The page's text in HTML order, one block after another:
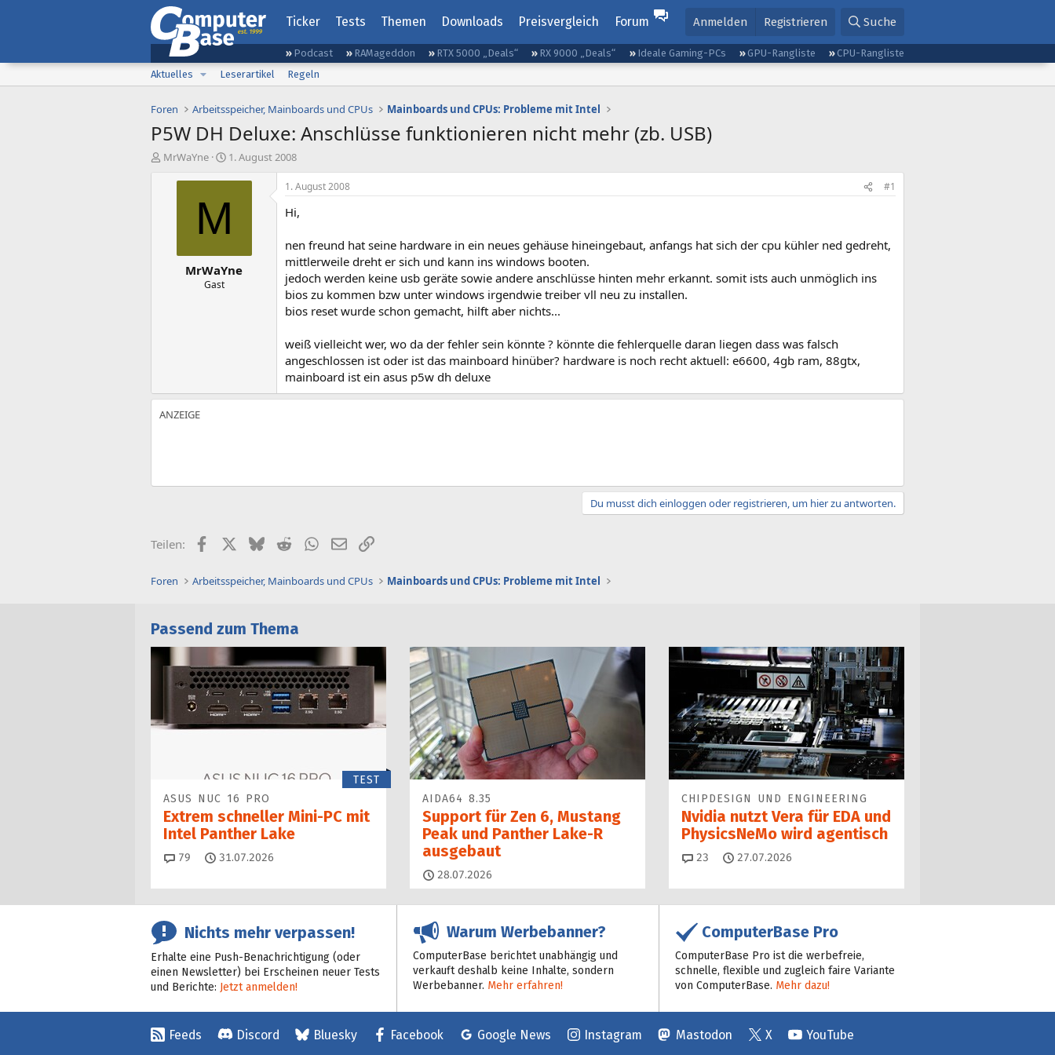
Ticker Tests Themen Downloads Preisvergleich Forum Anmelden Registrieren Suche
Podcast RAMageddon RTX 5000 „Deals“ RX 9000 „Deals“ Ideale Gaming-PCs GPU-Rangliste
CPU-Rangliste
Aktuelles
Leserartikel Regeln
Foren Arbeitsspeicher, Mainboards und CPUs Mainboards und CPUs: Probleme mit Intel
P5W DH Deluxe: Anschlüsse funktionieren nicht mehr (zb. USB)
E
MrWaYne
E
s
t
a
1. August 2008
M
MrWaYne
Gast
1. August 2008 #1
Hi,
nen freund hat seine hardware in ein neues gehäuse hineingebaut, anfangs hat sich der cpu kühler ned gedreht,
mittlerweile dreht er sich und kann ins windows booten.
jedoch werden keine usb geräte sowie andere anschlüsse hinten mehr erkannt. somit ists auch unmöglich ins
bios zu kommen bzw unter windows irgendwie treiber vll neu zu installen.
bios reset wurde schon gemacht, hilft aber nichts...
weiß vielleicht wer, wo da der fehler sein könnte ? könnte die fehlerquelle daran liegen dass was falsch
angeschlossen ist oder ist das mainboard hinüber? hardware is noch recht aktuell: e6600, 4gb ram, 88gtx,
mainboard ist ein asus p5w dh deluxe
Du musst dich einloggen oder registrieren, um hier zu antworten.
Teilen: FacebookX (Twitter)
BlueskyRedditWhatsApp
E-MailLink
Foren Arbeitsspeicher, Mainboards und CPUs Mainboards und CPUs: Probleme mit Intel
Passend zum Thema
TEST
ASUS NUC 16 PRO
Extrem schneller Mini-PC mit
Intel Panther Lake
79 Kommentare
31.07.2026
AIDA64 8.35
Support für Zen 6, Mustang
Peak und Panther Lake-R
ausgebaut
28.07.2026
CHIPDESIGN UND ENGINEERING
Nvidia nutzt Vera für EDA und
PhysicsNeMo wird agentisch
23 Kommentare
27.07.2026
Nichts mehr verpassen!
Erhalte eine Push-Benachrichtigung (oder
einen Newsletter) bei Erscheinen neuer Tests
und Berichte: Jetzt anmelden!
Warum Werbebanner?
ComputerBase berichtet unabhängig und
verkauft deshalb keine Inhalte, sondern
Werbebanner. Mehr erfahren!
ComputerBase Pro
ComputerBase Pro ist die werbefreie,
schnelle, flexible und zugleich faire Variante
von ComputerBase. Mehr dazu!
Feeds Discord Bluesky Facebook Google News Instagram Mastodon X YouTube